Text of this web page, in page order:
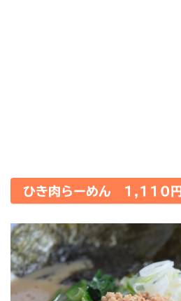
ひき肉らーめん 1,110円